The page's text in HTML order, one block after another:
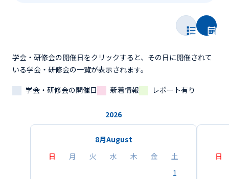
学会・研修会の開催日をクリックすると、その日に開催されて
いる学会・研修会の一覧が表示されます。
学会・研修会の開催日
新着情報 レポート有り
2026
8月August
日
月 火 水 木 金
土
1
日